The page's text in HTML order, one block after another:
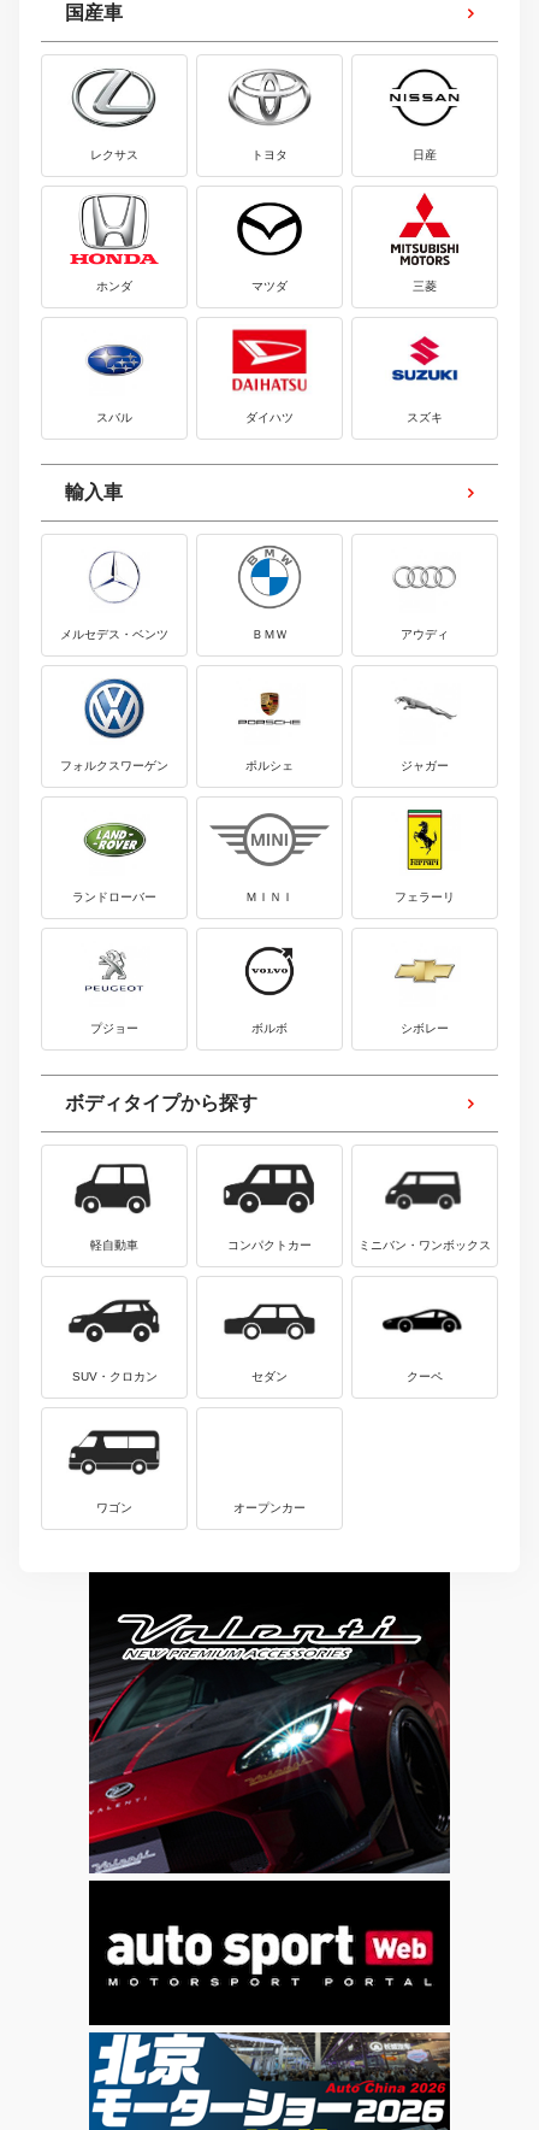
国産車
レクサス トヨタ 日産
ホンダ マツダ 三菱
スバル ダイハツ スズキ
輸入車
メルセデス・ベンツ ＢＭＷ アウディ
フォルクスワーゲン ポルシェ ジャガー
ランドローバー ＭＩＮＩ フェラーリ
プジョー ボルボ シボレー
ボディタイプから探す
軽自動車 コンパクトカー ミニバン・ワンボックス
SUV・クロカン セダン クーペ
ワゴン オープンカー